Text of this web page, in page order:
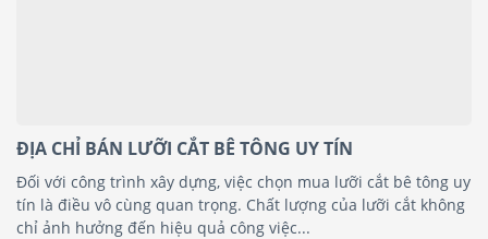
ĐỊA CHỈ BÁN LƯỠI CẮT BÊ TÔNG UY TÍN
Đối với công trình xây dựng, việc chọn mua lưỡi cắt bê tông uy
tín là điều vô cùng quan trọng. Chất lượng của lưỡi cắt không
chỉ ảnh hưởng đến hiệu quả công việc...